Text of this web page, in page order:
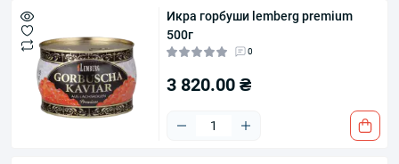
Икра горбуши lemberg premium
500г
0
3 820.00 ₴